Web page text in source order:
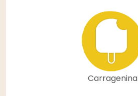
Carragenina